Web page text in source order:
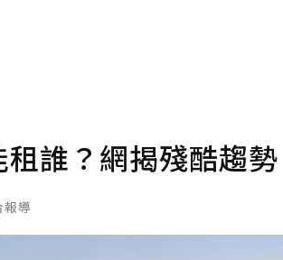
租誰？網揭殘酷趨
導